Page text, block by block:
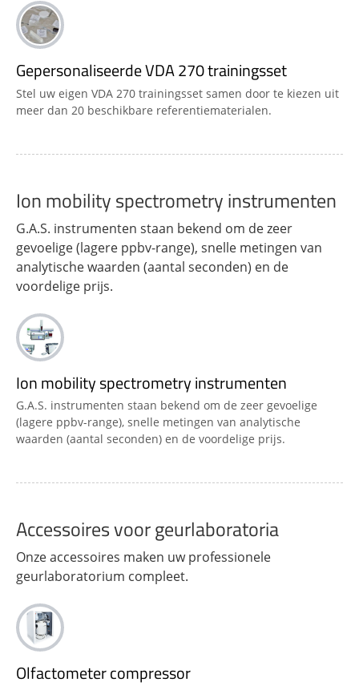
Gepersonaliseerde VDA 270 trainingsset
Stel uw eigen VDA 270 trainingsset samen door te kiezen uit
meer dan 20 beschikbare referentiematerialen.
Ion mobility spectrometry instrumenten
G.A.S. instrumenten staan bekend om de zeer
gevoelige (lagere ppbv-range), snelle metingen van
analytische waarden (aantal seconden) en de
voordelige prijs.
Ion mobility spectrometry instrumenten
G.A.S. instrumenten staan bekend om de zeer gevoelige
(lagere ppbv-range), snelle metingen van analytische
waarden (aantal seconden) en de voordelige prijs.
Accessoires voor geurlaboratoria
Onze accessoires maken uw professionele
geurlaboratorium compleet.
Olfactometer compressor